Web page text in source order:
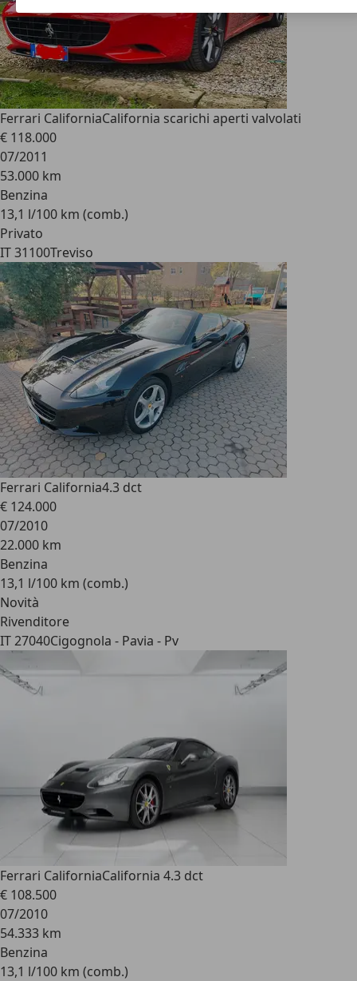
Ferrari CaliforniaCalifornia scarichi aperti valvolati
€ 118.000
07/2011
53.000 km
Benzina
13,1 l/100 km (comb.)
Privato
IT 31100Treviso
Ferrari California4.3 dct
€ 124.000
07/2010
22.000 km
Benzina
13,1 l/100 km (comb.)
Novità
Rivenditore
IT 27040Cigognola - Pavia - Pv
Ferrari CaliforniaCalifornia 4.3 dct
€ 108.500
07/2010
54.333 km
Benzina
13,1 l/100 km (comb.)